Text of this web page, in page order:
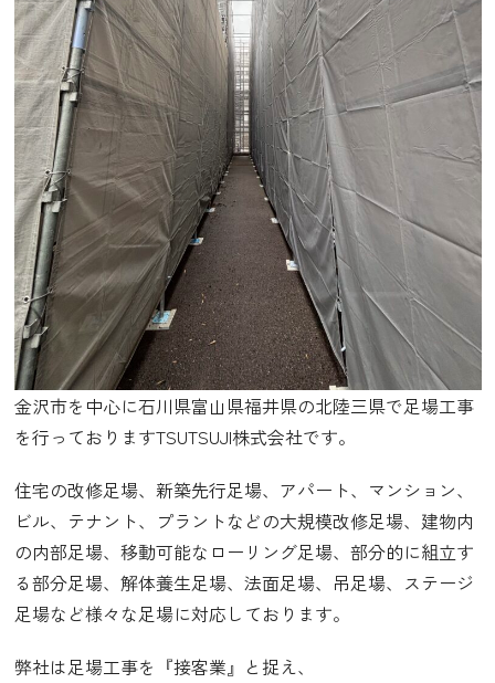
金沢市を中心に石川県富山県福井県の北陸三県で足場工事
を行っておりますTSUTSUJI株式会社です。
住宅の改修足場、新築先行足場、アパート、マンション、
ビル、テナント、プラントなどの大規模改修足場、建物内
の内部足場、移動可能なローリング足場、部分的に組立す
る部分足場、解体養生足場、法面足場、吊足場、ステージ
足場など様々な足場に対応しております。
弊社は足場工事を『接客業』と捉え、